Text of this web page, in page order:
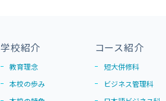
学校紹介
教育理念
本校の歩み
コース紹介
短大併修科
ビジネス管理科